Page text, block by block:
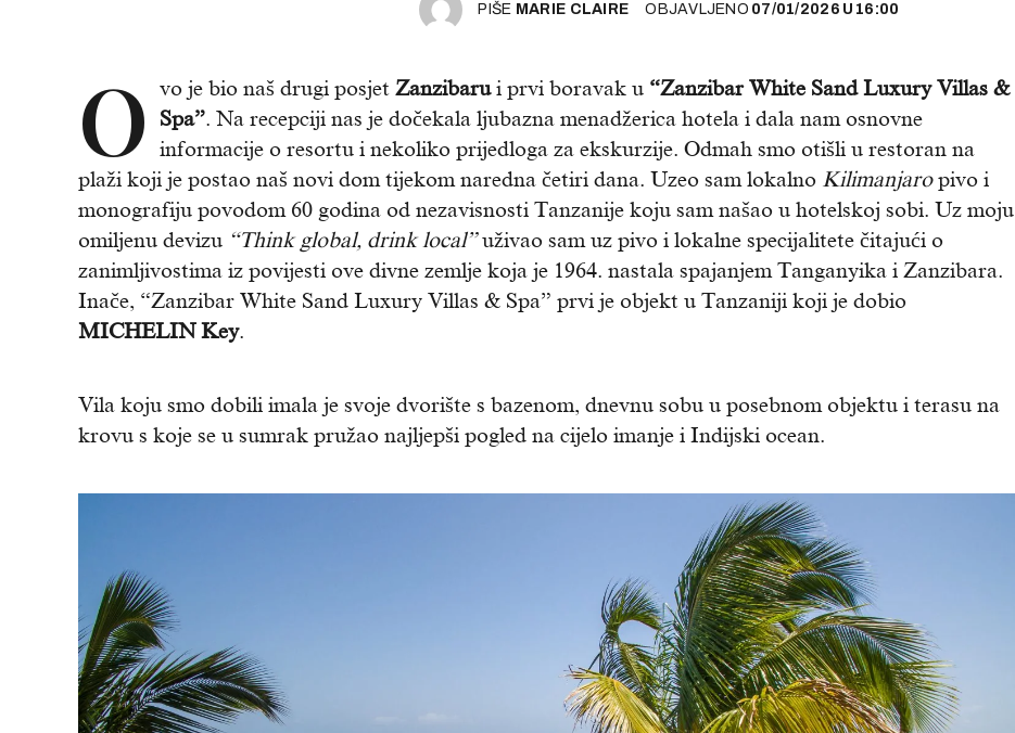
PIŠE MARIE CLAIRE OBJAVLJENO 07/01/2026 U 16:00
O vo je bio naš drugi posjet Zanzibarui prvi boravak u “Zanzibar White Sand Luxury Villas &
Spa”. Na recepciji nas je dočekala ljubazna menadžerica hotela i dala nam osnovne
informacije o resortu i nekoliko prijedloga za ekskurzije. Odmah smo otišli u restoran na
plaži koji je postao naš novi dom tijekom naredna četiri dana. Uzeo sam lokalno Kilimanjaropivo i
monografiju povodom 60 godina od nezavisnosti Tanzanije koju sam našao u hotelskoj sobi. Uz moju
omiljenu devizu “Think global, drink local”uživao sam uz pivo i lokalne specijalitete čitajući o
zanimljivostima iz povijesti ove divne zemlje koja je 1964. nastala spajanjem Tanganyika i Zanzibara.
Inače, “Zanzibar White Sand Luxury Villas & Spa” prvi je objekt u Tanzaniji koji je dobio
MICHELIN Key.
Vila koju smo dobili imala je svoje dvorište s bazenom, dnevnu sobu u posebnom objektu i terasu na
krovu s koje se u sumrak pružao najljepši pogled na cijelo imanje i Indijski ocean.